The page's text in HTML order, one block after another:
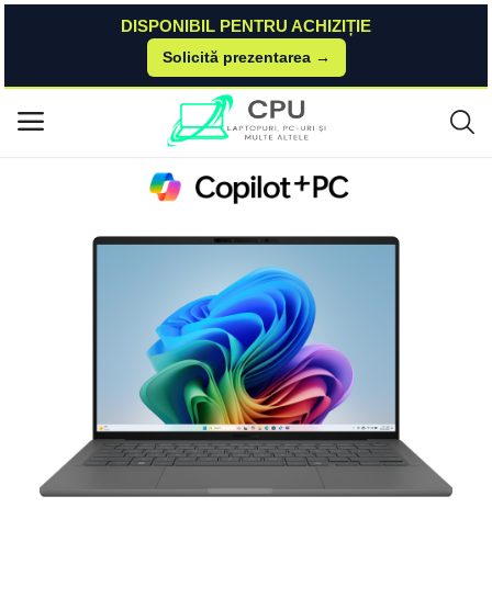
DISPONIBIL PENTRU ACHIZIȚIE
Solicită prezentarea →
Meniu principal
Autentificare
Înregistrare
Laptop ASUS Zenbook A14 (UX3407); Copilot+ PC ASUS